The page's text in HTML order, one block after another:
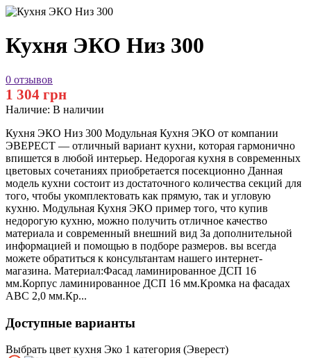
Кухня ЭКО Низ 300
0 отзывов
1 304 грн
Наличие: В наличии
Кухня ЭКО Низ 300 Модульная Кухня ЭКО от компании
ЭВЕРЕСТ — отличный вариант кухни, которая гармонично
впишется в любой интерьер. Недорогая кухня в современных
цветовых сочетаниях приобретается посекционно Данная
модель кухни состоит из достаточного количества секций для
того, чтобы укомплектовать как прямую, так и угловую
кухню. Модульная Кухня ЭКО пример того, что купив
недорогую кухню, можно получить отличное качество
материала и современный внешний вид За дополнительной
информацией и помощью в подборе размеров. вы всегда
можете обратиться к консультантам нашего интернет-
магазина. Материал:Фасад ламинированное ДСП 16
мм.Корпус ламинированное ДСП 16 мм.Кромка на фасадах
АВС 2,0 мм.Кр...
Доступные варианты
Выбрать цвет кухня Эко 1 категория (Эверест)